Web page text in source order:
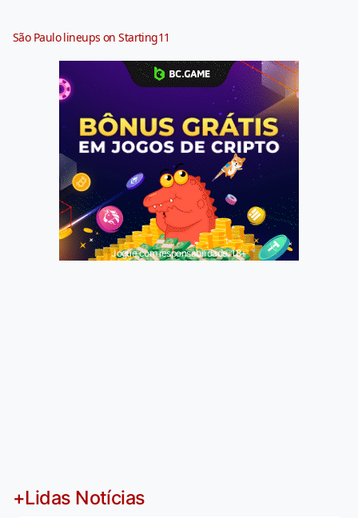
São Paulo lineups on Starting11
Jogue com responsabilidade. 18+
+Lidas Notícias